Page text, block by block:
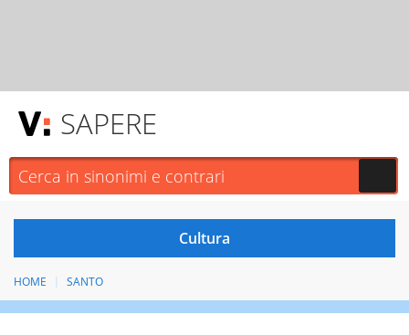
SAPERE
HOME SANTO